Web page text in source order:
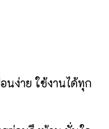
นง่าย ใช้งานได้ทุก